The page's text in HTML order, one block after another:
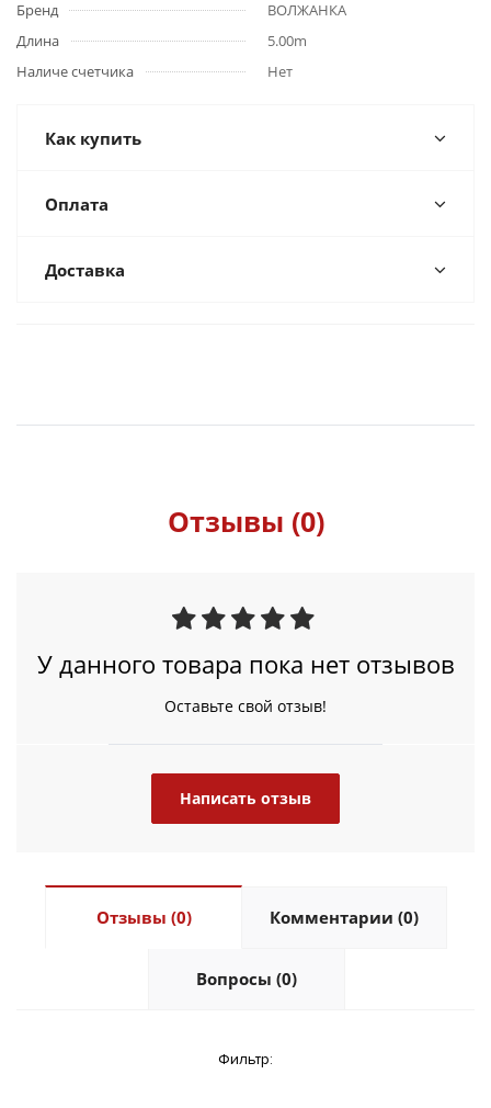
Бренд
ВОЛЖАНКА
Длина
5.00m
Наличе счетчика
Нет
Как купить
Оплата
Доставка
Отзывы (0)
У данного товара пока нет отзывов
Оставьте свой отзыв!
Написать отзыв
Отзывы (0) Комментарии (0)
Вопросы (0)
Фильтр: